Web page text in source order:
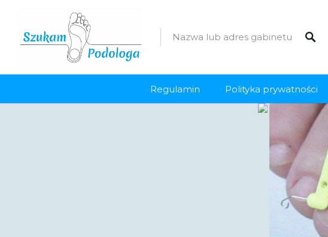
Regulamin Polityka prywatności